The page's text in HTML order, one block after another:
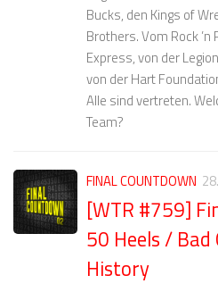
Bucks, den Kings of
Brothers. Vom Rock
Express, von der
von der Hart
Alle sind vertreten.
Team?
FINAL COUNTDOWN
[WTR #759]
50 Heels /
History